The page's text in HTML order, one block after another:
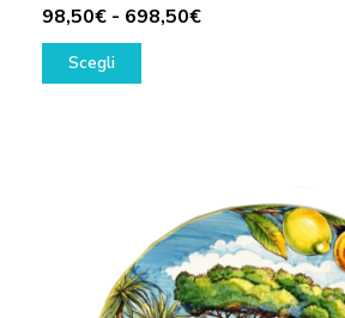
98,50€ - 698,50€Fascia
Scegli
Questo
opzioni
possono
essere
scelte